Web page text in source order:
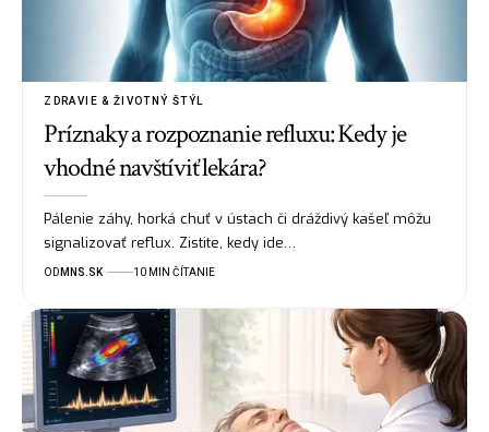
ZDRAVIE & ŽIVOTNÝ ŠTÝL
Príznaky a rozpoznanie refluxu: Kedy je
vhodné navštíviť lekára?
Pálenie záhy, horká chuť v ústach či dráždivý kašeľ môžu
signalizovať reflux. Zistite, kedy ide…
OD MNS.SK 10 MIN ČÍTANIE